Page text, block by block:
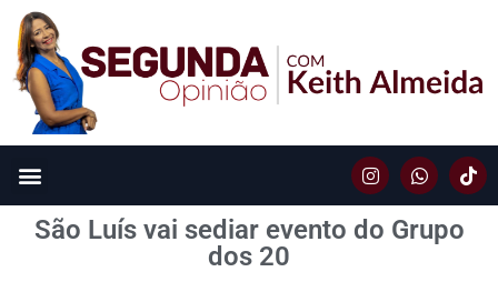
São Luís vai sediar evento do Grupo
dos 20